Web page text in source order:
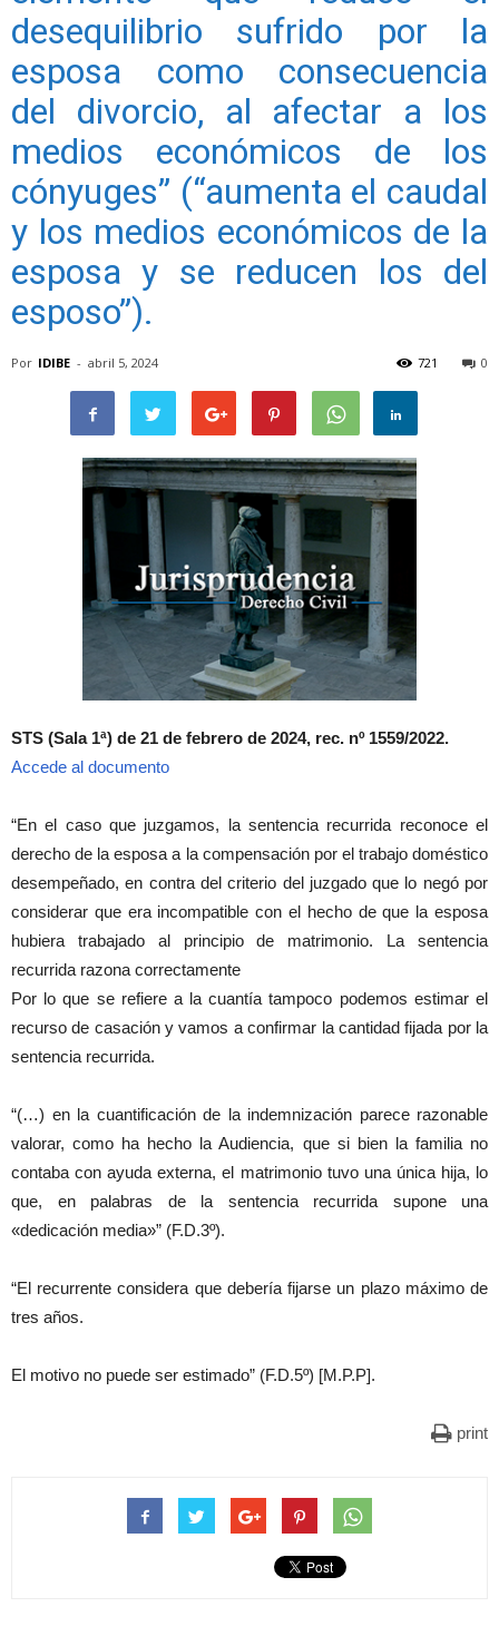
desequilibrio sufrido por la
esposa como consecuencia
del divorcio, al afectar a los
medios económicos de los
cónyuges” (“aumenta el caudal
y los medios económicos de la
esposa y se reducen los del
esposo”).
Por IDIBE - abril 5, 2024 0
721
STS (Sala 1ª) de 21 de febrero de 2024, rec. nº 1559/2022.
Accede al documento
“En el caso que juzgamos, la sentencia recurrida reconoce el
derecho de la esposa a la compensación por el trabajo doméstico
desempeñado, en contra del criterio del juzgado que lo negó por
considerar que era incompatible con el hecho de que la esposa
hubiera trabajado al principio de matrimonio. La sentencia
recurrida razona correctamente
Por lo que se refiere a la cuantía tampoco podemos estimar el
recurso de casación y vamos a confirmar la cantidad fijada por la
sentencia recurrida.
“(…) en la cuantificación de la indemnización parece razonable
valorar, como ha hecho la Audiencia, que si bien la familia no
contaba con ayuda externa, el matrimonio tuvo una única hija, lo
que, en palabras de la sentencia recurrida supone una
«dedicación media»” (F.D.3º).
“El recurrente considera que debería fijarse un plazo máximo de
tres años.
El motivo no puede ser estimado” (F.D.5º) [M.P.P].
print